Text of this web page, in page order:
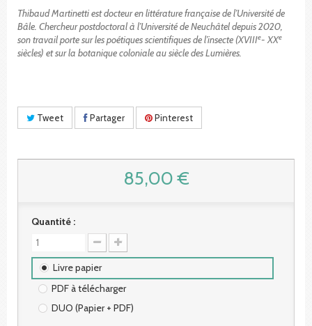
Thibaud Martinetti est docteur en littérature française de l’Université de
Bâle. Chercheur postdoctoral à l’Université de Neuchâtel depuis 2020,
son travail porte sur les poétiques scientifiques de l’insecte (XVIIIe- XXe
siècles) et sur la botanique coloniale au siècle des Lumières.
Tweet Partager Pinterest
85,00 €
Quantité :
Livre papier
PDF à télécharger
DUO (Papier + PDF)